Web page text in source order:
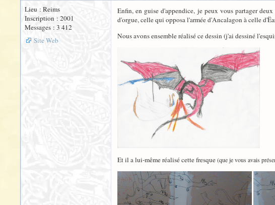
Lieu : Reims
Inscription : 2001
Messages : 3 412
Site Web
Enfin, en guise d'appendice, je peux vous partager
d'orgue, celle qui opposa l'armée d'Ancalagon à celle
Nous avons ensemble réalisé ce dessin (j'ai dessiné
Et il a lui-même réalisé cette fresque(que je vous avais